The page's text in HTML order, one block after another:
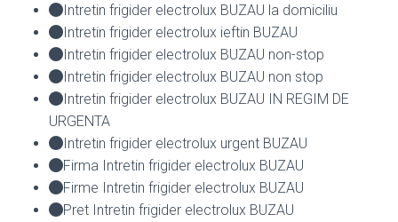
Intretin frigider electrolux BUZAU la domiciliu
Intretin frigider electrolux ieftin BUZAU
Intretin frigider electrolux BUZAU non-stop
Intretin frigider electrolux BUZAU non stop
Intretin frigider electrolux BUZAU IN REGIM DE
URGENTA
Intretin frigider electrolux urgent BUZAU
Firma Intretin frigider electrolux BUZAU
Firme Intretin frigider electrolux BUZAU
Pret Intretin frigider electrolux BUZAU